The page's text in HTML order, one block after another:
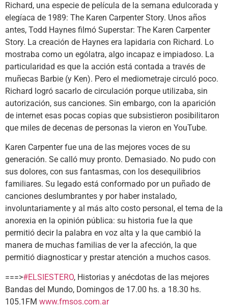
Richard, una especie de película de la semana edulcorada y
elegíaca de 1989: The Karen Carpenter Story. Unos años
antes, Todd Haynes filmó Superstar: The Karen Carpenter
Story. La creación de Haynes era lapidaria con Richard. Lo
mostraba como un ególatra, algo incapaz e impiadoso. La
particularidad es que la acción está contada a través de
muñecas Barbie (y Ken). Pero el mediometraje circuló poco.
Richard logró sacarlo de circulación porque utilizaba, sin
autorización, sus canciones. Sin embargo, con la aparición
de internet esas pocas copias que subsistieron posibilitaron
que miles de decenas de personas la vieron en YouTube.
Karen Carpenter fue una de las mejores voces de su
generación. Se calló muy pronto. Demasiado. No pudo con
sus dolores, con sus fantasmas, con los desequilibrios
familiares. Su legado está conformado por un puñado de
canciones deslumbrantes y por haber instalado,
involuntariamente y al más alto costo personal, el tema de la
anorexia en la opinión pública: su historia fue la que
permitió decir la palabra en voz alta y la que cambió la
manera de muchas familias de ver la afección, la que
permitió diagnosticar y prestar atención a muchos casos.
===>#ELSIESTERO, Historias y anécdotas de las mejores
Bandas del Mundo, Domingos de 17.00 hs. a 18.30 hs.
105.1FM www.fmsos.com.ar